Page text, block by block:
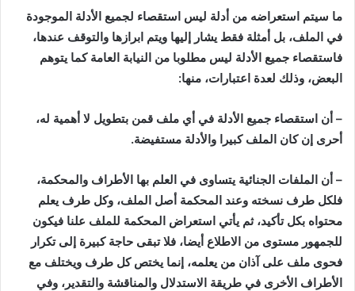
ما سيتم استعراضه من أدلة ليس استقصاء لجميع الأدلة الموجودة
في الملف، بل أمثلة فقط يشار إليها ويتم ابرازها والتوقف عندها،
فاستقصاء جميع الأدلة ليس مطلوبا من النيابة العامة كما يتوهم
البعض، وذلك لعدة اعتبارات، منها:
– أن استقصاء جميع الأدلة في أي ملف قمن بتطويل لا أهمية له،
أحرى إن كان الملف كبيرا والأدلة مستفيضة.
– أن الملفات الجنائية يتساوى في العلم بها الأطراف والمحكمة،
فلكل طرف نسخته وعند المحكمة أصل الملف، وكل طرف يعلم
محتواه بكل تأكيد، ثم يأتي استعراض المحكمة للملف علنا فيكون
للجمهور مستوى من الاطلاع أيضا، فلا تبقى حاجة كبيرة إلى تكرار
فحوى ملف على آذان من يعلمه، إنما يختص كل طرف ويختلف مع
الأطراف الأخرى في طريقة الاستدلال والمناقشة والتقدير، وفي